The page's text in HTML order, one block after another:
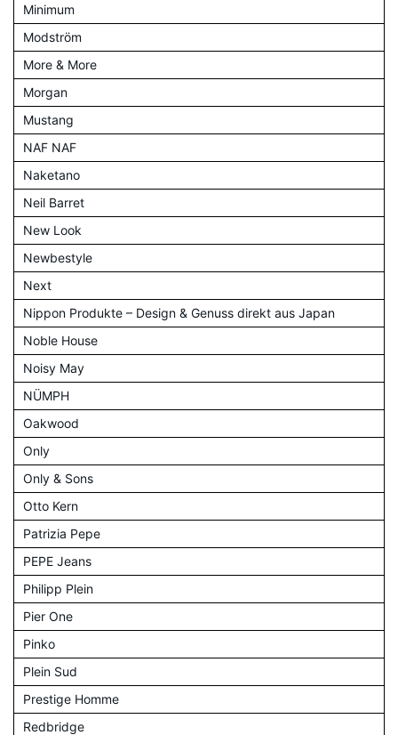
Minimum
Modström
More & More
Morgan
Mustang
NAF NAF
Naketano
Neil Barret
New Look
Newbestyle
Next
Nippon Produkte – Design & Genuss direkt aus Japan
Noble House
Noisy May
NÜMPH
Oakwood
Only
Only & Sons
Otto Kern
Patrizia Pepe
PEPE Jeans
Philipp Plein
Pier One
Pinko
Plein Sud
Prestige Homme
Redbridge